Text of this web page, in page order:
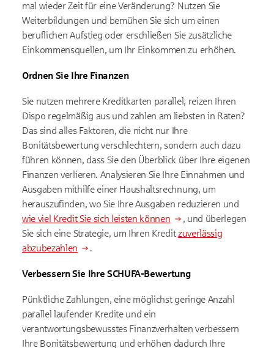
mal wieder Zeit für eine Veränderung? Nutzen Sie
Weiterbildungen und bemühen Sie sich um einen
beruflichen Aufstieg oder erschließen Sie zusätzliche
Einkommensquellen, um Ihr Einkommen zu erhöhen.
Ordnen Sie Ihre Finanzen
Sie nutzen mehrere Kreditkarten parallel, reizen Ihren
Dispo regelmäßig aus und zahlen am liebsten in Raten?
Das sind alles Faktoren, die nicht nur Ihre
Bonitätsbewertung verschlechtern, sondern auch dazu
führen können, dass Sie den Überblick über Ihre eigenen
Finanzen verlieren. Analysieren Sie Ihre Einnahmen und
Ausgaben mithilfe einer Haushaltsrechnung, um
herauszufinden, wo Sie Ihre Ausgaben reduzieren und
wie viel Kredit Sie sich leisten können
, und überlegen
Sie sich eine Strategie, um Ihren Kreditzuverlässig
abzubezahlen
.
Verbessern Sie Ihre SCHUFA-Bewertung
Pünktliche Zahlungen, eine möglichst geringe Anzahl
parallel laufender Kredite und ein
verantwortungsbewusstes Finanzverhalten verbessern
Ihre Bonitätsbewertung und erhöhen dadurch Ihre